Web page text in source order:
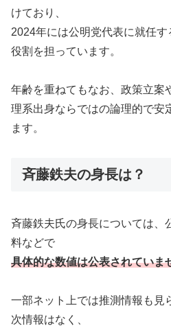
けており、
2024年には公明党代表に就任
役割を担っています。
年齢を重ねてもなお、政策立案
理系出身ならではの論理的で安
ます。
斉藤鉄夫の身長は？
斉藤鉄夫氏の身長については、
料などで
具体的な数値は公表されていま
一部ネット上では推測情報も見
次情報はなく、